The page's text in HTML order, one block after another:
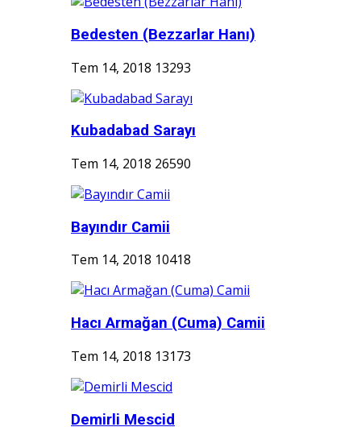
Bedesten (Bezzarlar Hanı)
Tem 14, 2018 13293
Kubadabad Sarayı
Tem 14, 2018 26590
Bayındır Camii
Tem 14, 2018 10418
Hacı Armağan (Cuma) Camii
Tem 14, 2018 13173
Demirli Mescid